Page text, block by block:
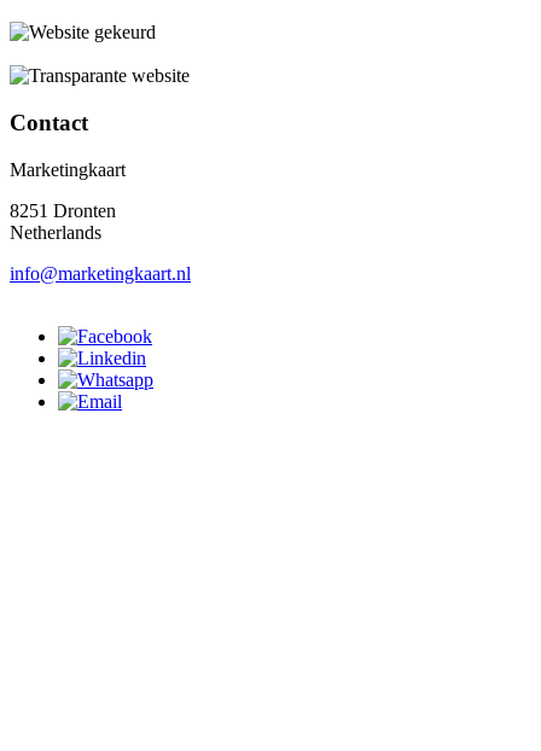
Contact
Marketingkaart
8251 Dronten
Netherlands
info@marketingkaart.nl